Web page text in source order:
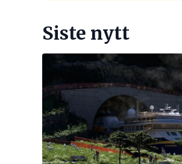
Siste nytt